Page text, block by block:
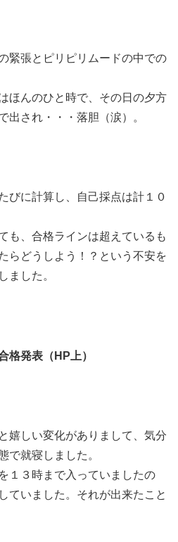
緊張とピリピリムードの中での
ほんのひと時で、その日の夕方
出され・・・落胆（涙）。
びに計算し、自己採点は計１０
も、合格ラインは超えているも
らどうしよう！？という不安を
ました。
発表（HP上）
嬉しい変化がありまして、気分
で就寝しました。
１３時まで入っていましたの
ていました。それが出来たこと